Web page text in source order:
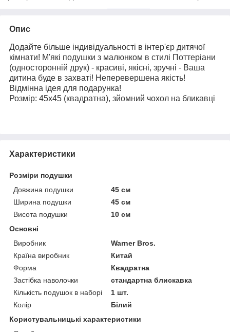
Опис
Додайте більше індивідуальності в інтер'єр дитячої
кімнати! М'які подушки з малюнком в стилі Поттеріани
(односторонній друк) - красиві, якісні, зручні - Ваша
дитина буде в захваті! Неперевершена якість!
Відмінна ідея для подарунка!
Розмір: 45х45 (квадратна), зйомний чохол на бликавці
Характеристики
Розміри подушки
Довжина подушки
45 см
Ширина подушки
45 см
Висота подушки
10 см
Основні
Виробник
Warner Bros.
Країна виробник
Китай
Форма
Квадратна
Застібка наволочки
стандартна блискавка
Кількість подушок в наборі
1 шт.
Колір
Білий
Користувальницькі характеристики